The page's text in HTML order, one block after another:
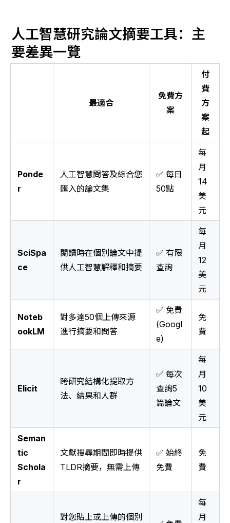
人工智慧研究論文摘要工具：主
要差異一覽
最適合
免費方
案
付
費
方
案
起
Ponde
r
人工智慧問答及綜合您
匯入的論文集
✅ 每日
50點
每
月
14
美
元
SciSpa
ce
閱讀時在個別論文中提
供人工智慧解釋和摘要
✅ 有限
查詢
每
月
12
美
元
Noteb
ookLM
對多達50個上傳來源
進行摘要和問答
✅ 免費
(Googl
e)
免
費
Elicit
跨研究結構化提取方
法、結果和人群
✅ 每次
查詢5
篇論文
每
月
10
美
元
Seman
tic
Schola
r
文獻搜尋期間即時提供
TLDR摘要，無需上傳
✅ 始終
免費
免
費
對您貼上或上傳的個別
每
月